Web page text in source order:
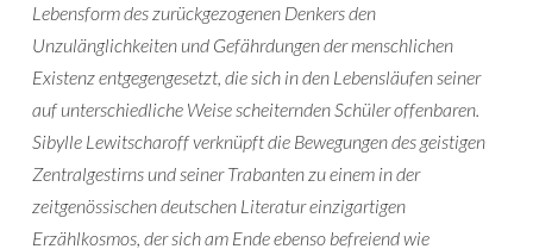
Lebensform des zurückgezogenen Denkers den
Unzulänglichkeiten und Gefährdungen der menschlichen
Existenz entgegengesetzt, die sich in den Lebensläufen seiner
auf unterschiedliche Weise scheiternden Schüler offenbaren.
Sibylle Lewitscharoff verknüpft die Bewegungen des geistigen
Zentralgestirns und seiner Trabanten zu einem in der
zeitgenössischen deutschen Literatur einzigartigen
Erzählkosmos, der sich am Ende ebenso befreiend wie